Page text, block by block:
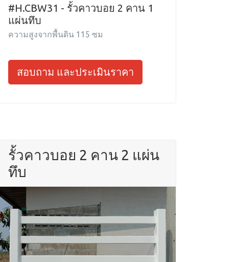
#H.CBW31 - รั้วคาวบอย 2 คาน 1
แผ่นทึบ
ความสูงจากพื้นดิน 115 ซม
สอบถาม และประเมินราคา
รั้วคาวบอย 2 คาน 2 แผ่น
ทึบ